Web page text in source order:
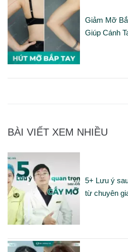
Giảm Mỡ
Giúp Cánh
BÀI VIẾT XEM NHIỀU
5+ Lưu ý
từ chuyên